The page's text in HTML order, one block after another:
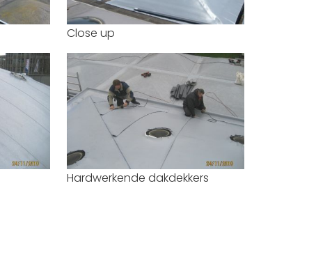
Close up
Hardwerkende dakdekkers